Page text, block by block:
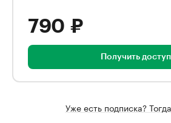
790 ₽
Получить доступ
Уже есть подписка?